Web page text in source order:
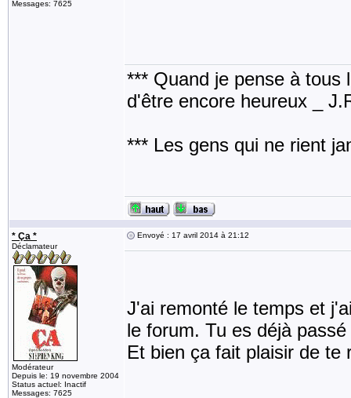
Messages: 7625
*** Quand je pense à tous
d'être encore heureux _
*** Les gens qui ne rient
* Ça *
Déclamateur
Modérateur
Depuis le: 19 novembre 2004
Status actuel: Inactif
Messages: 7625
Envoyé : 17 avril 2014 à 21:12
J'ai remonté le temps et
le forum. Tu es déjà
Et bien ça fait plaisir de te